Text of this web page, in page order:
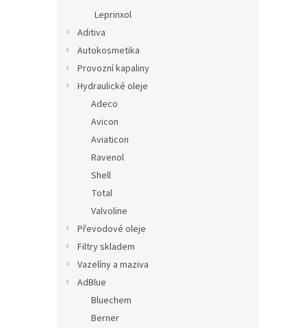
Leprinxol
Aditiva
Autokosmetika
Provozní kapaliny
Hydraulické oleje
Adeco
Avicon
Aviaticon
Ravenol
Shell
Total
Valvoline
Převodové oleje
Filtry skladem
Vazelíny a maziva
AdBlue
Bluechem
Berner